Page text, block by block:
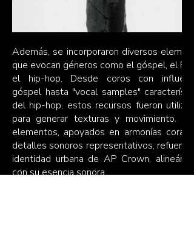
Además, se incorporaron diversos
que evocan géneros como el góspel, el
el hip-hop. Desde coros con
góspel hasta "vocal samples"
del hip-hop, estos recursos fueron
para generar texturas y movimiento.
elementos, apoyados en armonías
detalles sonoros representativos, refuerzan
identidad urbana de AP Crown,
con su esencia sonora.